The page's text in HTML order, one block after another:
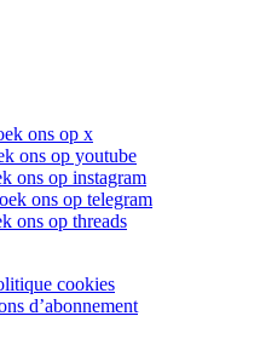
ons op x
ons op youtube
ons op instagram
ons op telegram
ons op threads
cookies
d’abonnement